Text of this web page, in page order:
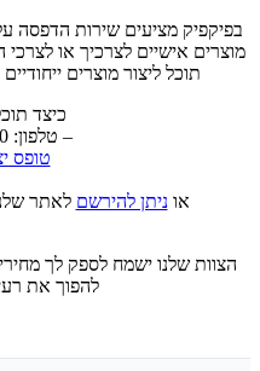
בפיקפיק מציעים שירות הדפסה
מוצרים אישיים לצרכיך או
תוכל ליצור מוצרים
כיצד
– טלפון: 050-2190100
טופס
אוניתן להירשם לאתר
הצוות שלנו ישמח לספק לך
להפוך את